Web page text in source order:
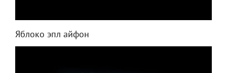
Яблоко эпл айфон